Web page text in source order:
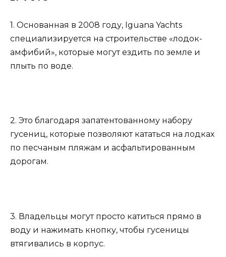
1. Основанная в 2008 году, Iguana Yachts
специализируется на строительстве «лодок-
амфибий», которые могут ездить по земле и
плыть по воде.
2. Это благодаря запатентованному набору
гусениц, которые позволяют кататься на лодках
по песчаным пляжам и асфальтированным
дорогам.
3. Владельцы могут просто катиться прямо в
воду и нажимать кнопку, чтобы гусеницы
втягивались в корпус.